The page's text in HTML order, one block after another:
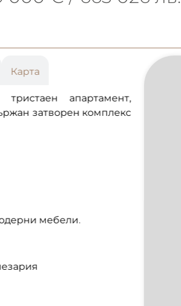
Карта
тристаен апартамент,
затворен комплекс
мебели.